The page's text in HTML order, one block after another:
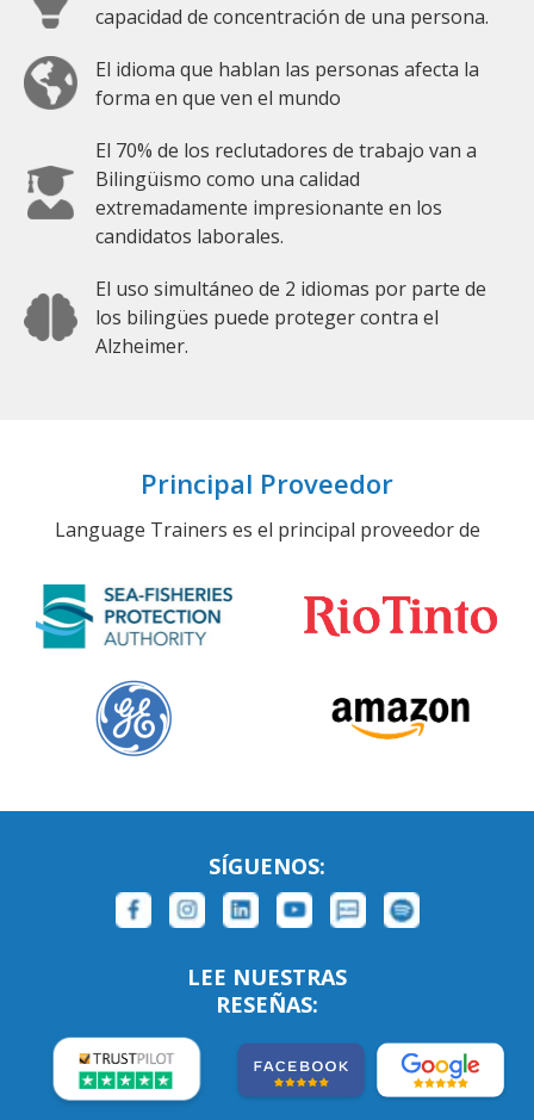
capacidad de concentración de una persona.
El idioma que hablan las personas afecta la
forma en que ven el mundo
El 70% de los reclutadores de trabajo van a
Bilingüismo como una calidad
extremadamente impresionante en los
candidatos laborales.
El uso simultáneo de 2 idiomas por parte de
los bilingües puede proteger contra el
Alzheimer.
Principal Proveedor
Language Trainers es el principal proveedor de
SÍGUENOS:
LEE NUESTRAS
RESEÑAS: